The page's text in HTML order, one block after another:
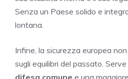
Senza un Paese solido e
lontana.
Infine, la sicurezza europea
sugli equilibri del passato.
difesa comune e una